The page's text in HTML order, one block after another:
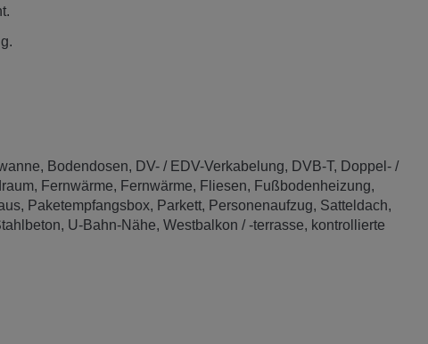
Bodendosen DV- / EDV-Verkabelung DVB-T
Doppel- /
Fernwärme Fernwärme Fliesen
Fußbodenheizung
Paketempfangsbox Parkett Personenaufzug Satteldach
U-Bahn-Nähe Westbalkon / -terrasse
kontrollierte